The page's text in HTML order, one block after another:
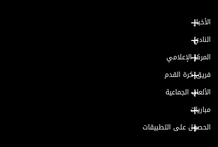
الأخبار
النادي
المركز الإعلامي
فريق كرة القدم
الألعاب الجماعية
مباريات
الحصول على التطبيقات